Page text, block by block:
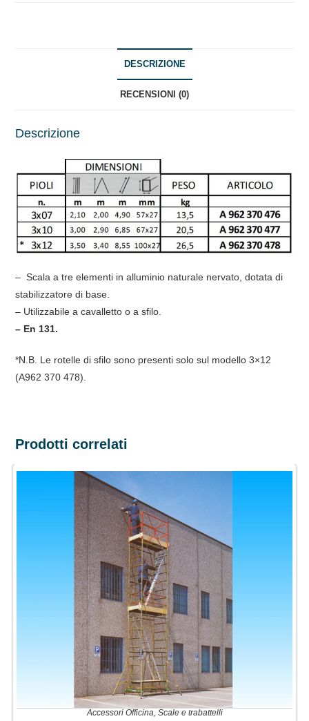
DESCRIZIONE
RECENSIONI (0)
Descrizione
– Scala a tre elementi in alluminio naturale nervato, dotata di
stabilizzatore di base.
– Utilizzabile a cavalletto o a sfilo.
– En 131.
*N.B. Le rotelle di sfilo sono presenti solo sul modello 3×12
(A962 370 478).
Prodotti correlati
Accessori Officina, Scale e trabattelli